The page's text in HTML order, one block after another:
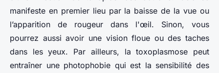
manifeste en premier lieu par la baisse de la vue ou
l’apparition de rougeur dans l'œil. Sinon, vous
pourrez aussi avoir une vision floue ou des taches
dans les yeux. Par ailleurs, la toxoplasmose peut
entraîner une photophobie qui est la sensibilité des